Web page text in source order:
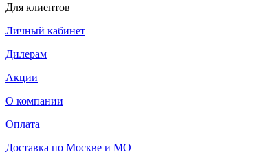
Для клиентов
Личный кабинет
Дилерам
Акции
О компании
Оплата
Доставка по Москве и МО